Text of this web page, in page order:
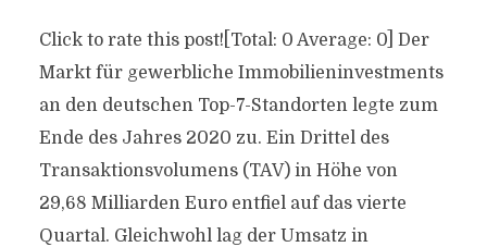
Click to rate this post![Total: 0 Average: 0] Der
Markt für gewerbliche Immobilieninvestments
an den deutschen Top-7-Standorten legte zum
Ende des Jahres 2020 zu. Ein Drittel des
Transaktionsvolumens (TAV) in Höhe von
29,68 Milliarden Euro entfiel auf das vierte
Quartal. Gleichwohl lag der Umsatz in